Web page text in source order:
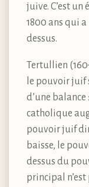
juive. C’est un
1800 ans qui
dessus.
Tertullien
le pouvoir juif
d’une balance
catholique
pouvoir juif
baisse, le
dessus du
principal